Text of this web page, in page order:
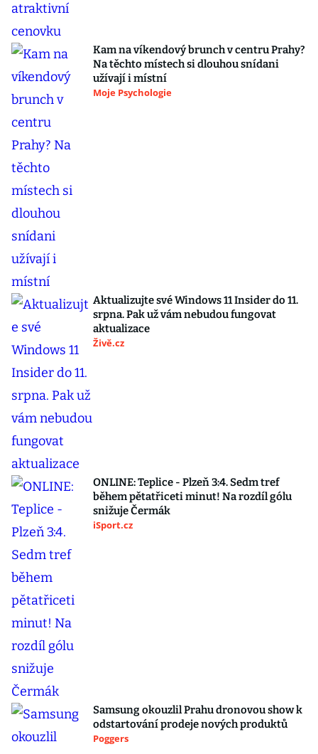
Kam na víkendový brunch v centru Prahy?
Na těchto místech si dlouhou snídani
užívají i místní
Moje Psychologie
Aktualizujte své Windows 11 Insider do 11.
srpna. Pak už vám nebudou fungovat
aktualizace
Živě.cz
ONLINE: Teplice - Plzeň 3:4. Sedm tref
během pětatřiceti minut! Na rozdíl gólu
snižuje Čermák
iSport.cz
Samsung okouzlil Prahu dronovou show k
odstartování prodeje nových produktů
Poggers